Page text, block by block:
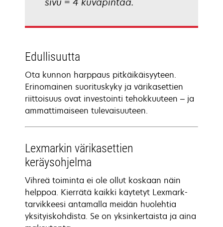
Edullisuutta
Ota kunnon harppaus pitkäikäisyyteen.
Erinomainen suorituskyky ja värikasettien
riittoisuus ovat investointi tehokkuuteen – ja
ammattimaiseen tulevaisuuteen.
Lexmarkin värikasettien
keräysohjelma
Vihreä toiminta ei ole ollut koskaan näin
helppoa. Kierrätä kaikki käytetyt Lexmark-
tarvikkeesi antamalla meidän huolehtia
yksityiskohdista. Se on yksinkertaista ja aina